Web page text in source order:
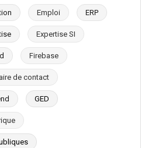
Emploi ERP
Expertise SI
Firebase
de contact
GED